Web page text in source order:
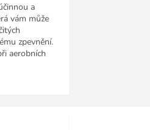
a
vám může
zpevnění.
aerobních